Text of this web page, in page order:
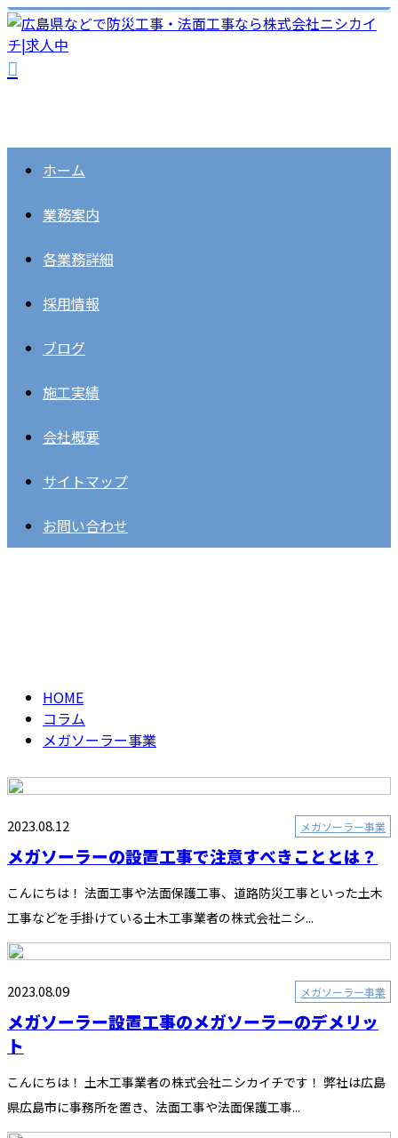
ホーム
業務案内
各業務詳細
採用情報
ブログ
施工実績
会社概要
サイトマップ
お問い合わせ
HOME
コラム
メガソーラー事業
2023.08.12 メガソーラー事業
メガソーラーの設置工事で注意すべきこととは？
こんにちは！ 法面工事や法面保護工事、道路防災工事といった土木
工事などを手掛けている土木工事業者の株式会社ニシ...
2023.08.09 メガソーラー事業
メガソーラー設置工事のメガソーラーのデメリッ
ト
こんにちは！ 土木工事業者の株式会社ニシカイチです！ 弊社は広島
県広島市に事務所を置き、法面工事や法面保護工事...